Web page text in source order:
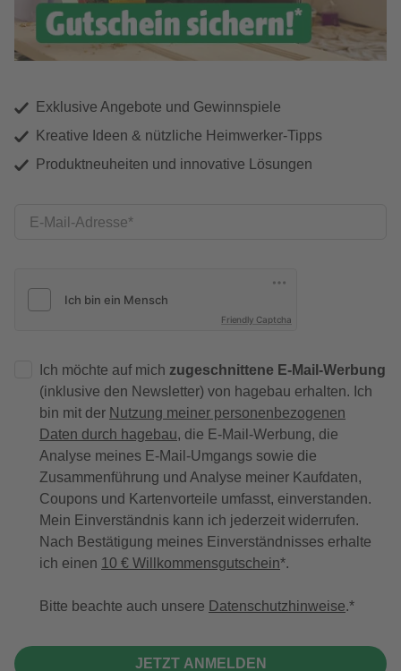
Exklusive Angebote und Gewinnspiele
Kreative Ideen & nützliche Heimwerker-Tipps
Produktneuheiten und innovative Lösungen
E-Mail-Adresse
Friendly Captcha
Ich möchte auf mich zugeschnittene E-Mail-Werbung
(inklusive den Newsletter) von hagebau erhalten. Ich
bin mit der Nutzung meiner personenbezogenen
Daten durch hagebau, die E-Mail-Werbung, die
Analyse meines E-Mail-Umgangs sowie die
Zusammenführung und Analyse meiner Kaufdaten,
Coupons und Kartenvorteile umfasst, einverstanden.
Mein Einverständnis kann ich jederzeit widerrufen.
Nach Bestätigung meines Einverständnisses erhalte
ich einen 10 € Willkommensgutschein*.
Bitte beachte auch unsere Datenschutzhinweise.
JETZT ANMELDEN